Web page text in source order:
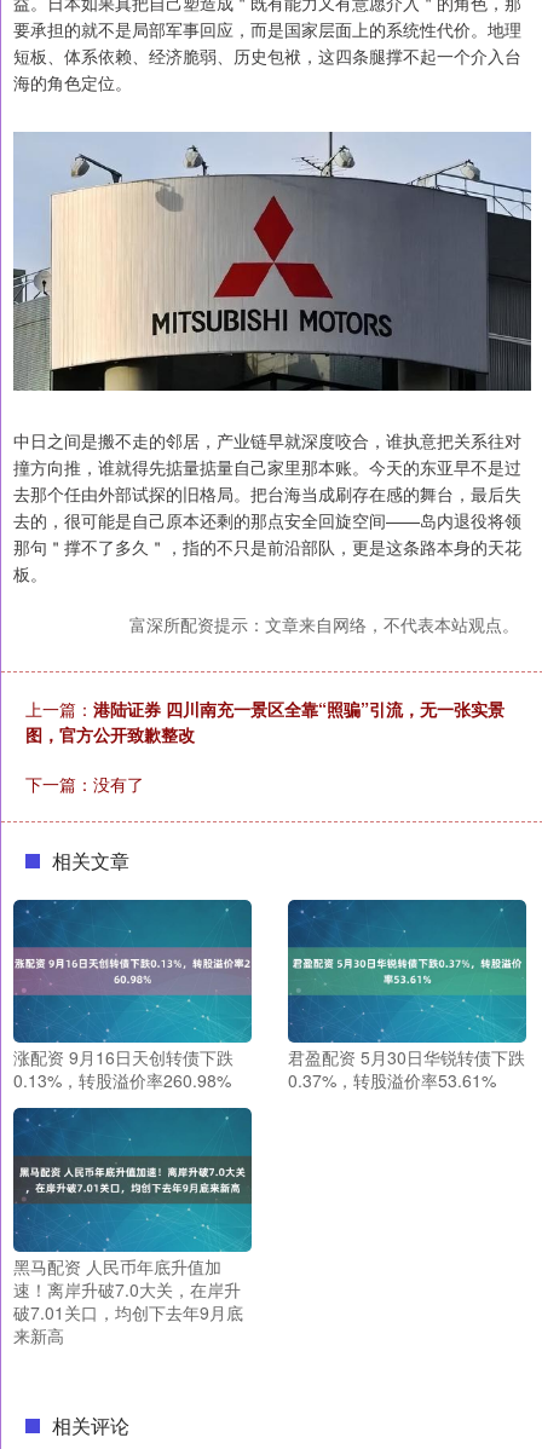
要承担的就不是局部军事回应，而是国家层面上的系统性代价。地理
短板、体系依赖、经济脆弱、历史包袱，这四条腿撑不起一个介入台
海的角色定位。
中日之间是搬不走的邻居，产业链早就深度咬合，谁执意把关系往对
撞方向推，谁就得先掂量掂量自己家里那本账。今天的东亚早不是过
去那个任由外部试探的旧格局。把台海当成刷存在感的舞台，最后失
去的，很可能是自己原本还剩的那点安全回旋空间——岛内退役将领
那句＂撑不了多久＂，指的不只是前沿部队，更是这条路本身的天花
板。
富深所配资提示：文章来自网络，不代表本站观点。
上一篇： 港陆证券 四川南充一景区全靠“照骗”引流，无一张实景
图，官方公开致歉整改
下一篇：没有了
相关文章
涨配资 9月16日天创转债下跌
0.13%，转股溢价率260.98%
君盈配资 5月30日华锐转债下跌
0.37%，转股溢价率53.61%
黑马配资 人民币年底升值加
速！离岸升破7.0大关，在岸升
破7.01关口，均创下去年9月底
来新高
相关评论